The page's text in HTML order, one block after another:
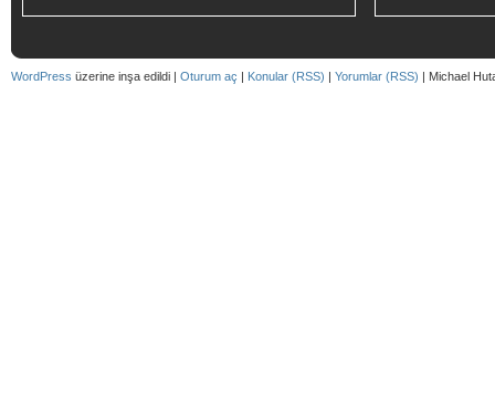
WordPress üzerine inşa edildi | Oturum aç | Konular (RSS) | Yorumlar (RSS) | Michael